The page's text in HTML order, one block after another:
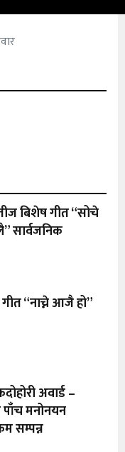
बिशेष गीत “सोचे
सार्वजनिक
“नाच्ने आजै हो”
अवार्ड –
पाँच मनोनयन
सम्पन्न